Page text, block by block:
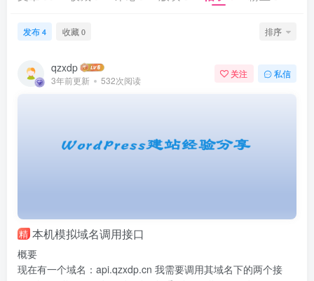
发布 4 收藏 0 排序
qzxdp
3年前更新 532次阅读
关注 私信
精 本机模拟域名调用接口
概要
现在有一个域名：api.qzxdp.cn 我需要调用其域名下的两个接